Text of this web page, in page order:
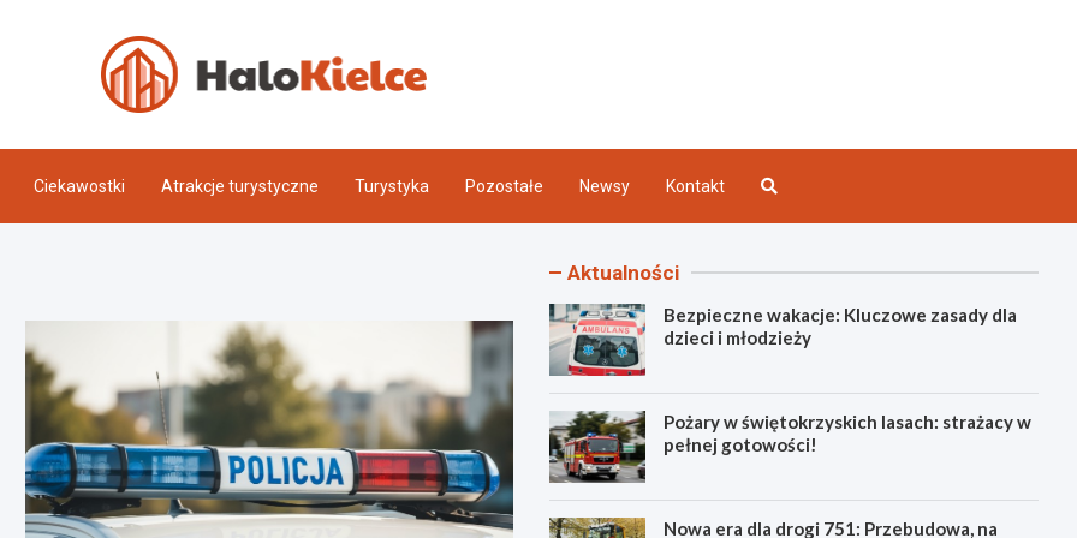
Ciekawostki Atrakcje turystyczne Turystyka Pozostałe Newsy Kontakt
Aktualności
Bezpieczne wakacje: Kluczowe zasady dla
dzieci i młodzieży
Pożary w świętokrzyskich lasach: strażacy w
pełnej gotowości!
Nowa era dla drogi 751: Przebudowa, na